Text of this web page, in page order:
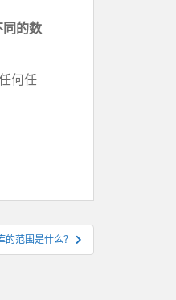
的数
何任
范围是什么？